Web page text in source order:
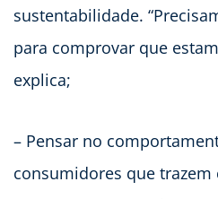
sustentabilidade.
para comprovar que
explica;
– Pensar no
consumidores que trazem